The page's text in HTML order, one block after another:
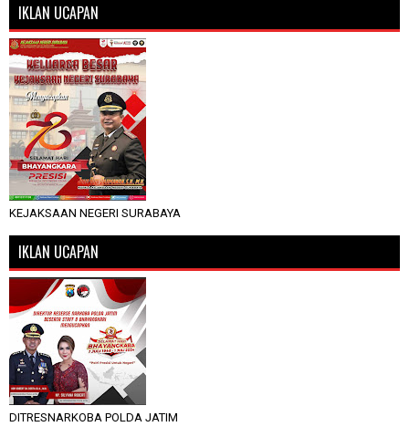
IKLAN UCAPAN
KEJAKSAAN NEGERI SURABAYA
IKLAN UCAPAN
DITRESNARKOBA POLDA JATIM